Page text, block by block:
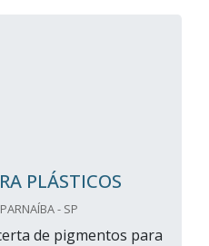
PLÁSTICOS
- SP
de pigmentos para